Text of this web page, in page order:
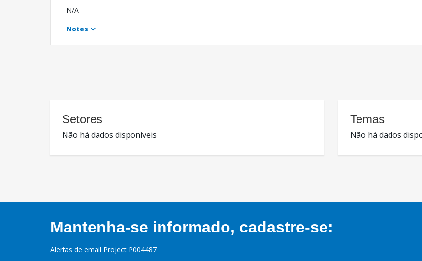
N/A
Notes
Setores
Não há dados disponíveis
Temas
Não há dados
Mantenha-se informado, cadastre-se:
Alertas de email Project P004487